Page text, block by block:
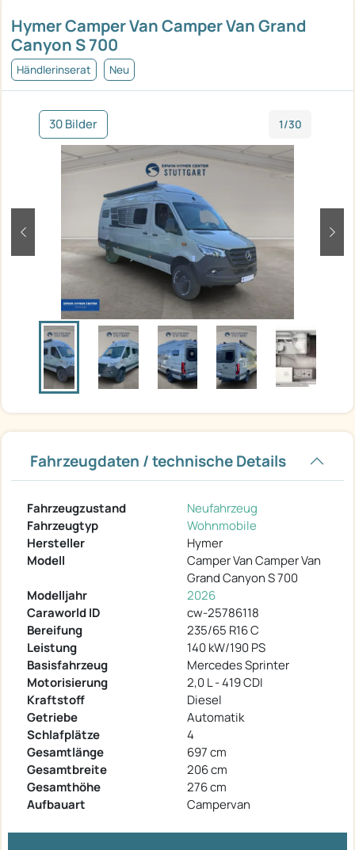
Hymer Camper Van Camper Van Grand
Canyon S 700
Händlerinserat Neu
30 Bilder 1/30
zurück
Fahrzeugdaten / technische Details
Fahrzeugzustand
Neufahrzeug
Fahrzeugtyp
Wohnmobile
Hersteller
Hymer
Modell
Camper Van Camper Van
Grand Canyon S 700
Modelljahr
2026
Caraworld ID
cw-25786118
Bereifung
235/65 R16 C
Leistung
140 kW/190 PS
Basisfahrzeug
Mercedes Sprinter
Motorisierung
2,0 L - 419 CDI
Kraftstoff
Diesel
Getriebe
Automatik
Schlafplätze
4
Gesamtlänge
697 cm
Gesamtbreite
206 cm
Gesamthöhe
276 cm
Aufbauart
Campervan